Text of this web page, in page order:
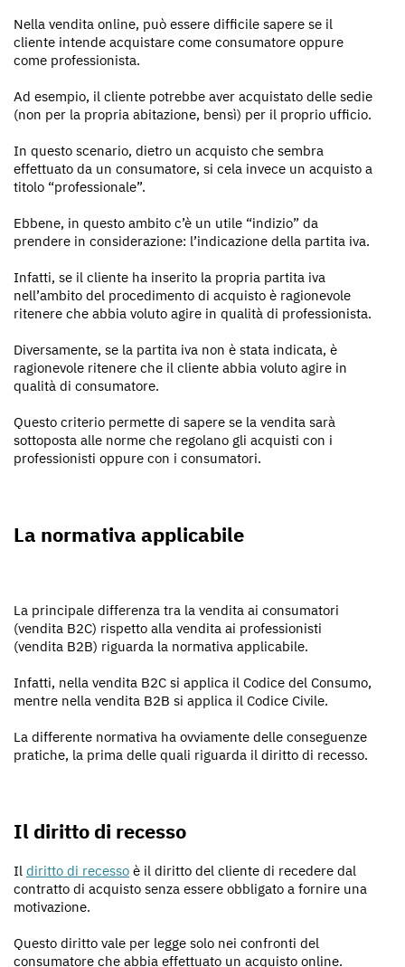
Nella vendita online, può essere difficile sapere se il
cliente intende acquistare come consumatore oppure
come professionista.
Ad esempio, il cliente potrebbe aver acquistato delle sedie
(non per la propria abitazione, bensì) per il proprio ufficio.
In questo scenario, dietro un acquisto che sembra
effettuato da un consumatore, si cela invece un acquisto a
titolo “professionale”.
Ebbene, in questo ambito c’è un utile “indizio” da
prendere in considerazione: l’indicazione della partita iva.
Infatti, se il cliente ha inserito la propria partita iva
nell’ambito del procedimento di acquisto è ragionevole
ritenere che abbia voluto agire in qualità di professionista.
Diversamente, se la partita iva non è stata indicata, è
ragionevole ritenere che il cliente abbia voluto agire in
qualità di consumatore.
Questo criterio permette di sapere se la vendita sarà
sottoposta alle norme che regolano gli acquisti con i
professionisti oppure con i consumatori.
La normativa applicabile
La principale differenza tra la vendita ai consumatori
(vendita B2C) rispetto alla vendita ai professionisti
(vendita B2B) riguarda la normativa applicabile.
Infatti, nella vendita B2C si applica il Codice del Consumo,
mentre nella vendita B2B si applica il Codice Civile.
La differente normativa ha ovviamente delle conseguenze
pratiche, la prima delle quali riguarda il diritto di recesso.
Il diritto di recesso
Il diritto di recesso è il diritto del cliente di recedere dal
contratto di acquisto senza essere obbligato a fornire una
motivazione.
Questo diritto vale per legge solo nei confronti del
consumatore che abbia effettuato un acquisto online.